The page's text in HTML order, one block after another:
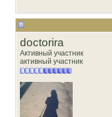
doctorira
Активный участник
активный участник